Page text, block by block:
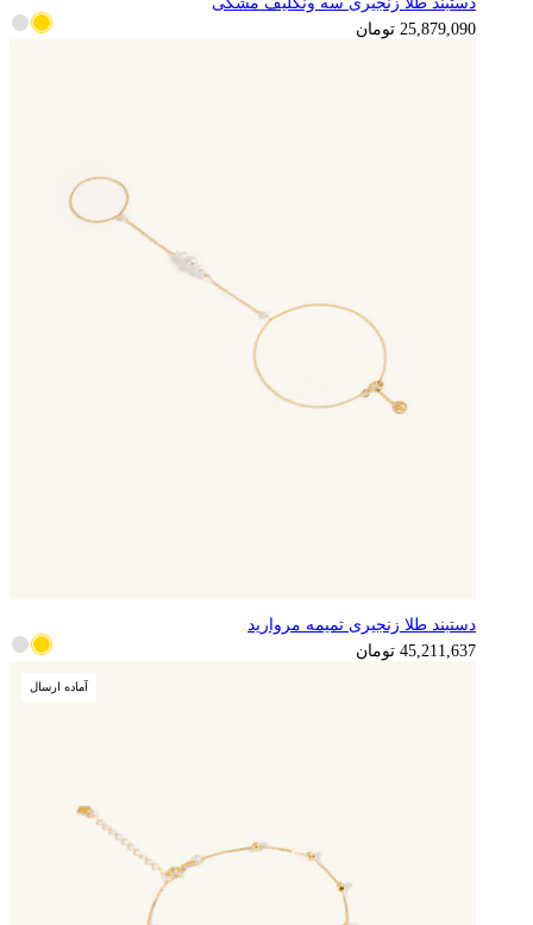
25,879,090 تومان
دستبند طلا زنجیری تمیمه مروارید
45,211,637 تومان
آماده ارسال